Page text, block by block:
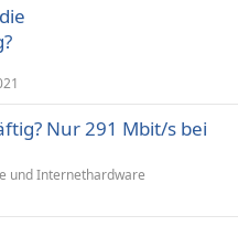
Nur 291 Mbit/s bei
und Internethardware